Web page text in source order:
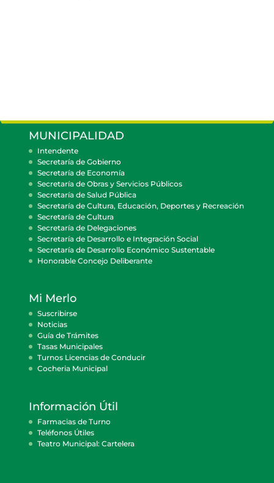
MUNICIPALIDAD
Intendente
Secretaría de Gobierno
Secretaría de Economía
Secretaría de Obras y Servicios Públicos
Secretaría de Salud Pública
Secretaría de Cultura, Educación, Deportes y Recreación
Secretaría de Cultura
Secretaría de Delegaciones
Secretaría de Desarrollo e Integración Social
Secretaría de Desarrollo Económico Sustentable
Honorable Concejo Deliberante
Mi Merlo
Suscribirse
Noticias
Guía de Trámites
Tasas Municipales
Turnos Licencias de Conducir
Cocheria Municipal
Información Útil
Farmacias de Turno
Teléfonos Útiles
Teatro Municipal: Cartelera